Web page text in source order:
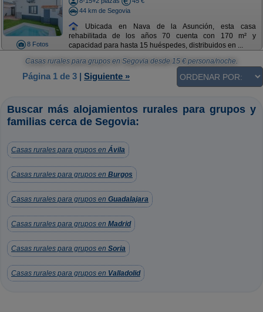
8 Fotos
44 km de Segovia
Ubicada en Nava de la Asunción, esta casa
rehabilitada de los años 70 cuenta con 170 m² y
capacidad para hasta 15 huéspedes, distribuidos en ...
Casas rurales para grupos en Segovia desde 15 € persona/noche.
Página 1 de 3 | Siguiente »
Buscar más alojamientos rurales para grupos y
familias cerca de Segovia:
Casas rurales para grupos en Ávila
Casas rurales para grupos en Burgos
Casas rurales para grupos en Guadalajara
Casas rurales para grupos en Madrid
Casas rurales para grupos en Soria
Casas rurales para grupos en Valladolid